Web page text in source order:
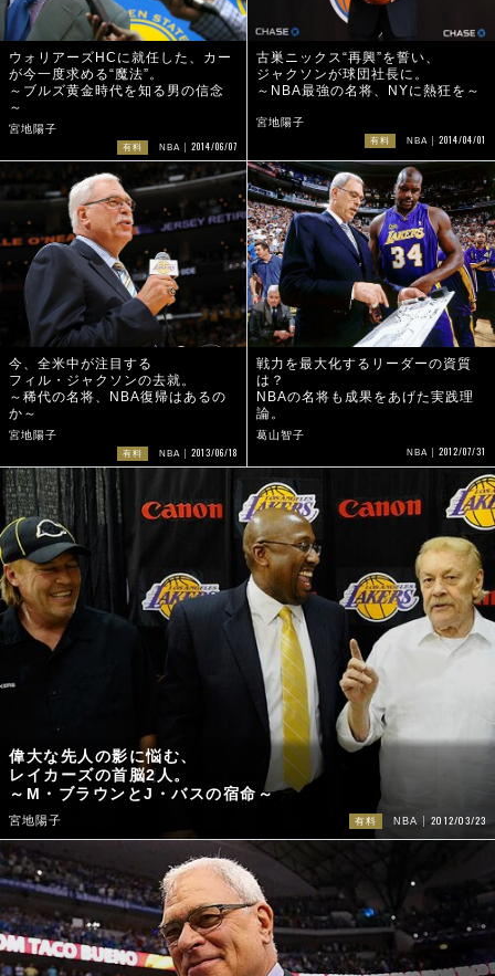
ウォリアーズHCに就任した、カー
が今一度求める“魔法”。
～ブルズ黄金時代を知る男の信念
～
宮地陽子
有料 NBA 2014/06/07
古巣ニックス“再興”を誓い、
ジャクソンが球団社長に。
～NBA最強の名将、NYに熱狂を～
宮地陽子
有料 NBA 2014/04/01
今、全米中が注目する
フィル・ジャクソンの去就。
～稀代の名将、NBA復帰はあるの
か～
宮地陽子
有料 NBA 2013/06/18
戦力を最大化するリーダーの資質
は？
NBAの名将も成果をあげた実践理
論。
葛山智子
NBA 2012/07/31
偉大な先人の影に悩む、
レイカーズの首脳2人。
～M・ブラウンとJ・バスの宿命～
宮地陽子 有料 NBA 2012/03/23